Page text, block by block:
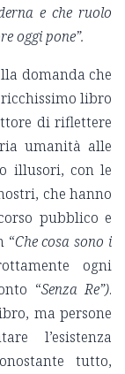
e che ruolo
oggi pone”.
domanda che
ricchissimo libro
di riflettere
umanità alle
illusori, con le
che hanno
pubblico e
“Che cosa sono i
ogni
“Senza Re”).
ma persone
l’esistenza
tutto,